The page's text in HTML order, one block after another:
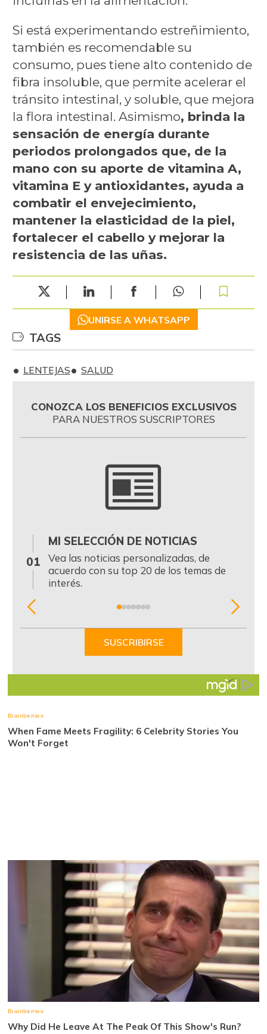
Si está experimentando estreñimiento,
también es recomendable su
consumo, pues tiene alto contenido de
fibra insoluble, que permite acelerar el
tránsito intestinal, y soluble, que mejora
la flora intestinal. Asimismo, brinda la
sensación de energía durante
periodos prolongados que, de la
mano con su aporte de vitamina A,
vitamina E y antioxidantes, ayuda a
combatir el envejecimiento,
mantener la elasticidad de la piel,
fortalecer el cabello y mejorar la
resistencia de las uñas.
UNIRSE A WHATSAPP
TAGS
LENTEJAS SALUD
CONOZCA LOS BENEFICIOS EXCLUSIVOS
PARA NUESTROS SUSCRIPTORES
01
MI SELECCIÓN DE NOTICIAS
Vea las noticias personalizadas, de
acuerdo con su top 20 de los temas de
interés.
Item
SUSCRIBIRSE